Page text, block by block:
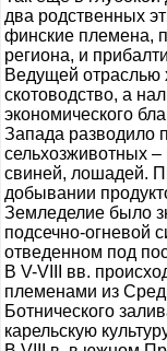
два родственных
финские племена,
региона, и
Ведущей отраслью
скотоводство, а
экономического
Запада разводило
сельхозживотных –
свиней, лошадей.
добывании
Земледелие было
подсечно-огневой
отведенном под
В V-VIII вв.
племенами из
Ботнического
карельскую